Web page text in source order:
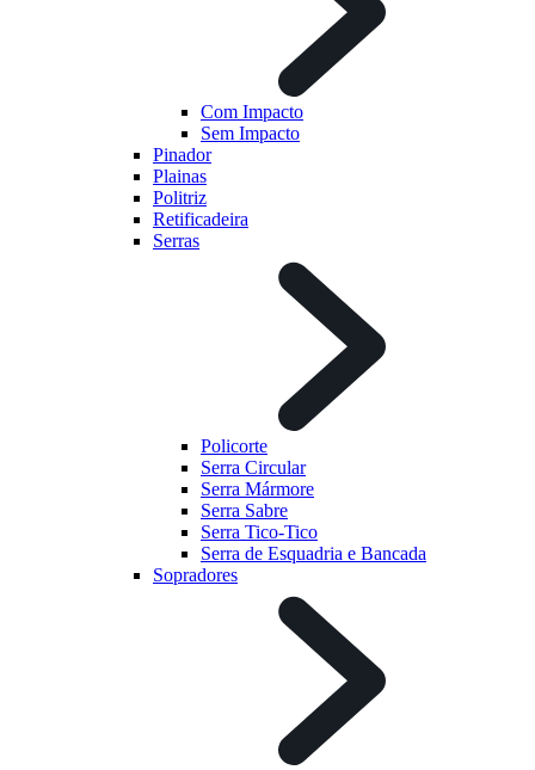
Com Impacto
Sem Impacto
Pinador
Plainas
Politriz
Retificadeira
Serras
Policorte
Serra Circular
Serra Mármore
Serra Sabre
Serra Tico-Tico
Serra de Esquadria e Bancada
Sopradores